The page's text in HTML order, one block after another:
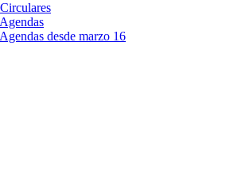
desde marzo 16